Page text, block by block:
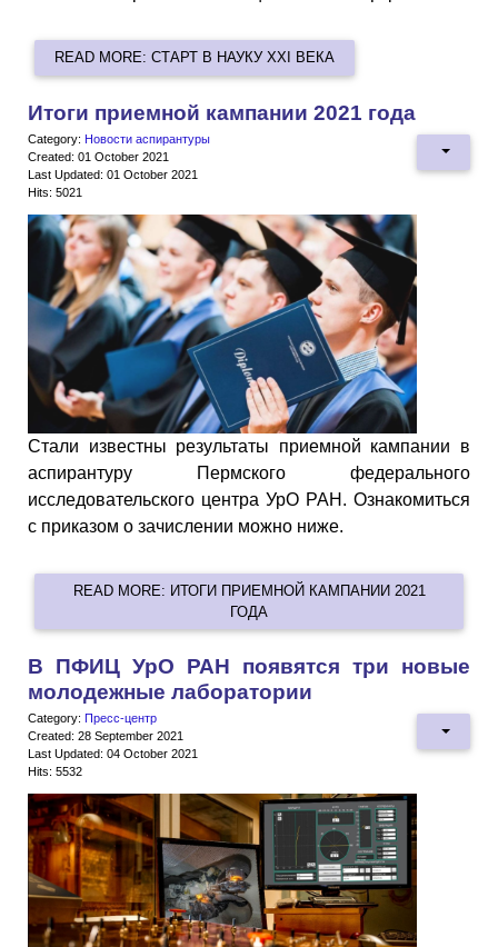
READ MORE: СТАРТ В НАУКУ XXI ВЕКА
Итоги приемной кампании 2021 года
Category: Новости аспирантуры
Created: 01 October 2021
Last Updated: 01 October 2021
Hits: 5021
Стали известны результаты приемной кампании в
аспирантуру Пермского федерального
исследовательского центра УрО РАН. Ознакомиться
с приказом о зачислении можно ниже.
READ MORE: ИТОГИ ПРИЕМНОЙ КАМПАНИИ 2021
ГОДА
В ПФИЦ УрО РАН появятся три новые
молодежные лаборатории
Category: Пресс-центр
Created: 28 September 2021
Last Updated: 04 October 2021
Hits: 5532